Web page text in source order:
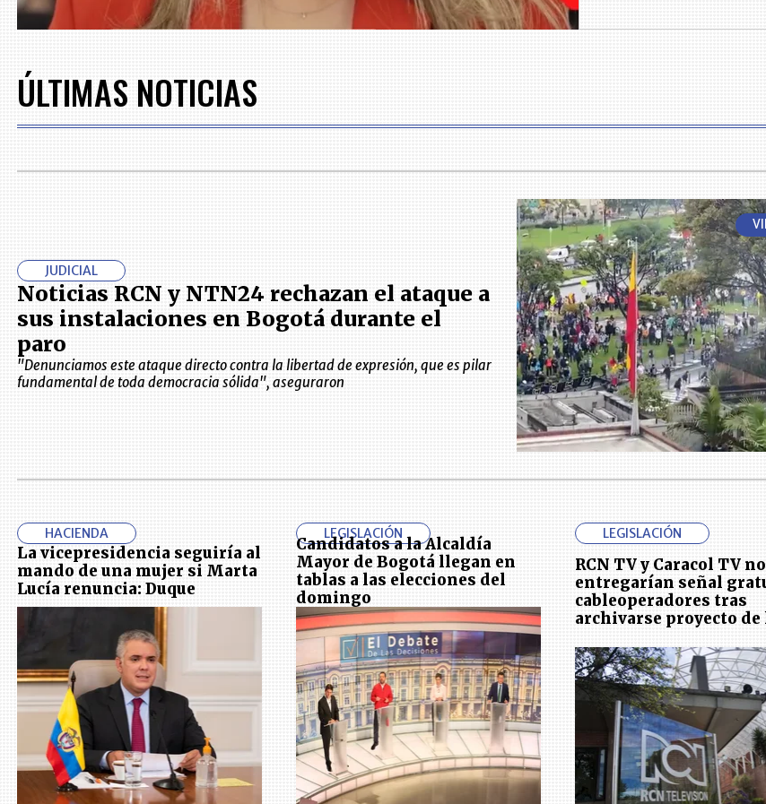
ÚLTIMAS NOTICIAS
JUDICIAL
Noticias RCN y NTN24 rechazan el ataque a
sus instalaciones en Bogotá durante el
paro
"Denunciamos este ataque directo contra la libertad de expresión, que es pilar
fundamental de toda democracia sólida", aseguraron
HACIENDA
La vicepresidencia seguiría al
mando de una mujer si Marta
Lucía renuncia: Duque
LEGISLACIÓN
Candidatos a la Alcaldía
Mayor de Bogotá llegan en
tablas a las elecciones del
domingo
LEGISLACIÓN
RCN TV y Caracol TV no
entregarían señal
cableoperadores tras
archivarse proyecto de